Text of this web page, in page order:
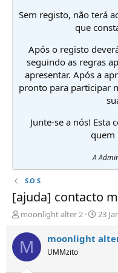
Sem registo, não terá
que
Após o registo
seguindo as regras
apresentar. Após a
pronto para participar
Junte-se a nós! Esta
quem
A
S.O.S
[ajuda] contacto
I
n
i
c
i
moonlight alter 2
D
a
t
23
M moonlight
UMMzito